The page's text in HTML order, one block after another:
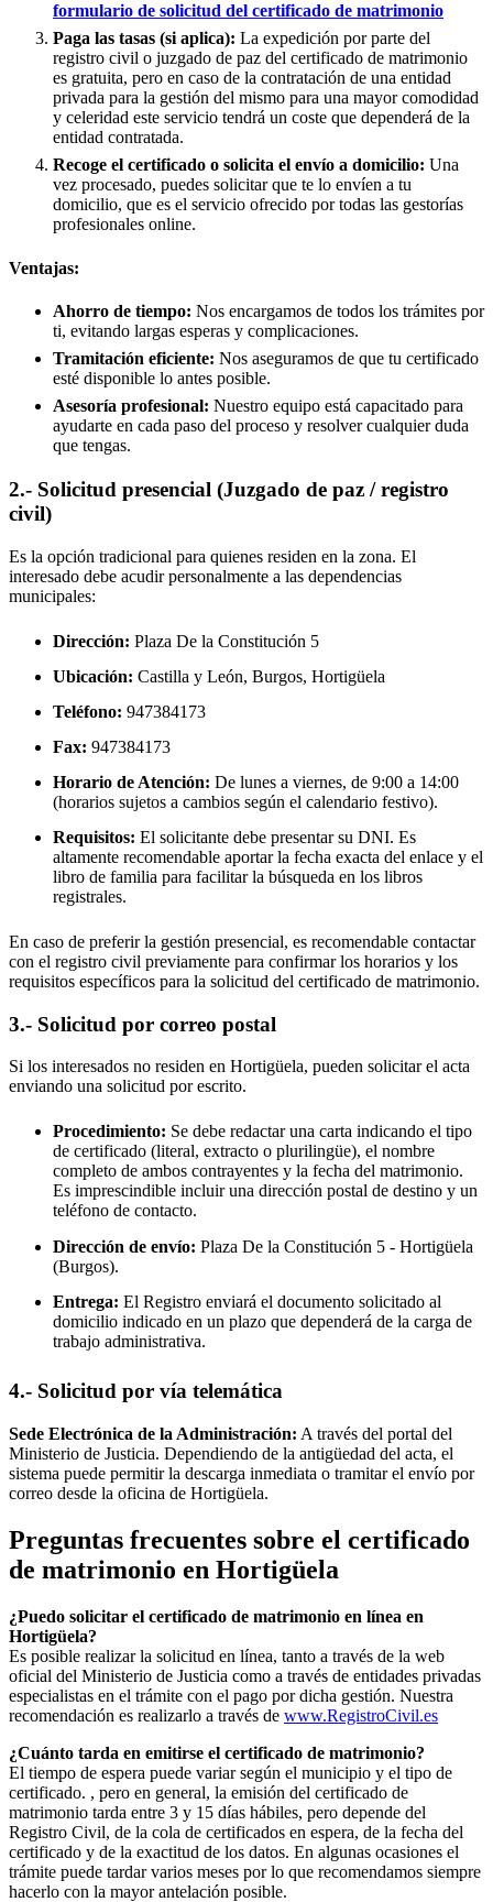
formulario de solicitud del certificado de matrimonio
Paga las tasas (si aplica): La expedición por parte del
registro civil o juzgado de paz del certificado de matrimonio
es gratuita, pero en caso de la contratación de una entidad
privada para la gestión del mismo para una mayor comodidad
y celeridad este servicio tendrá un coste que dependerá de la
entidad contratada.
Recoge el certificado o solicita el envío a domicilio: Una
vez procesado, puedes solicitar que te lo envíen a tu
domicilio, que es el servicio ofrecido por todas las gestorías
profesionales online.
Ventajas:
Ahorro de tiempo: Nos encargamos de todos los trámites por
ti, evitando largas esperas y complicaciones.
Tramitación eficiente: Nos aseguramos de que tu certificado
esté disponible lo antes posible.
Asesoría profesional: Nuestro equipo está capacitado para
ayudarte en cada paso del proceso y resolver cualquier duda
que tengas.
2.- Solicitud presencial (Juzgado de paz / registro
civil)
Es la opción tradicional para quienes residen en la zona. El
interesado debe acudir personalmente a las dependencias
municipales:
Dirección: Plaza De la Constitución 5
Ubicación: Castilla y León, Burgos, Hortigüela
Teléfono: 947384173
Fax: 947384173
Horario de Atención: De lunes a viernes, de 9:00 a 14:00
(horarios sujetos a cambios según el calendario festivo).
Requisitos: El solicitante debe presentar su DNI. Es
altamente recomendable aportar la fecha exacta del enlace y el
libro de familia para facilitar la búsqueda en los libros
registrales.
En caso de preferir la gestión presencial, es recomendable contactar
con el registro civil previamente para confirmar los horarios y los
requisitos específicos para la solicitud del certificado de matrimonio.
3.- Solicitud por correo postal
Si los interesados no residen en Hortigüela, pueden solicitar el acta
enviando una solicitud por escrito.
Procedimiento: Se debe redactar una carta indicando el tipo
de certificado (literal, extracto o plurilingüe), el nombre
completo de ambos contrayentes y la fecha del matrimonio.
Es imprescindible incluir una dirección postal de destino y un
teléfono de contacto.
Dirección de envío: Plaza De la Constitución 5 - Hortigüela
(Burgos).
Entrega: El Registro enviará el documento solicitado al
domicilio indicado en un plazo que dependerá de la carga de
trabajo administrativa.
4.- Solicitud por vía telemática
Sede Electrónica de la Administración: A través del portal del
Ministerio de Justicia. Dependiendo de la antigüedad del acta, el
sistema puede permitir la descarga inmediata o tramitar el envío por
correo desde la oficina de Hortigüela.
Preguntas frecuentes sobre el certificado
de matrimonio en Hortigüela
¿Puedo solicitar el certificado de matrimonio en línea en
Hortigüela?
Es posible realizar la solicitud en línea, tanto a través de la web
oficial del Ministerio de Justicia como a través de entidades privadas
especialistas en el trámite con el pago por dicha gestión. Nuestra
recomendación es realizarlo a través de www.RegistroCivil.es
¿Cuánto tarda en emitirse el certificado de matrimonio?
El tiempo de espera puede variar según el municipio y el tipo de
certificado. , pero en general, la emisión del certificado de
matrimonio tarda entre 3 y 15 días hábiles, pero depende del
Registro Civil, de la cola de certificados en espera, de la fecha del
certificado y de la exactitud de los datos. En algunas ocasiones el
trámite puede tardar varios meses por lo que recomendamos siempre
hacerlo con la mayor antelación posible.